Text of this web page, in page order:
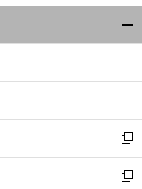
ウ
ィ
ン
ウ
開
く
新
し
い
新